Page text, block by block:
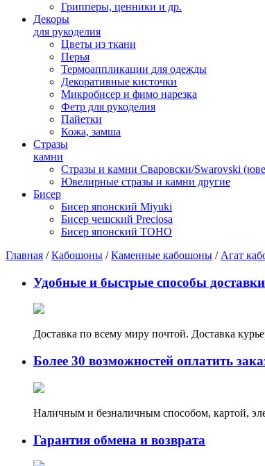
Грипперы, ценники и др.
Декоры
для рукоделия
Цветы из ткани
Перья
Термоаппликации для одежды
Декоративные кисточки
Микробисер и фимо нарезка
Фетр для рукоделия
Пайетки
Кожа, замша
Стразы
камни
Стразы и камни Сваровски/Swarovski
Ювелирные стразы и камни другие
Бисер
Бисер японский Miyuki
Бисер чешский Preciosa
Бисер японский TOHO
Главная /Кабошоны /Каменные кабошоны / Агат
Удобные и быстрые способы доставки
Доставка по всему миру почтой. Доставка
Более 30 возможностей оплатить
Наличным и безналичным способом, картой,
Гарантия обмена и возврата